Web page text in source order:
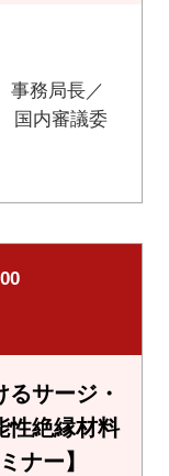
事務局長／
国内審議委
サージ・
性絶縁材料
ナー】